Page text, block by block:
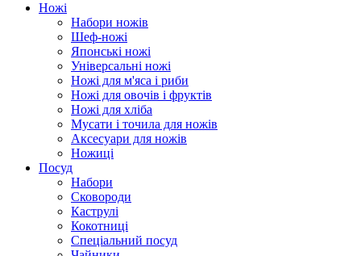
Ножі
Набори ножів
Шеф-ножі
Японські ножі
Універсальні ножі
Ножі для м'яса і риби
Ножі для овочів і фруктів
Ножі для хліба
Мусати і точила для ножів
Аксесуари для ножів
Ножиці
Посуд
Набори
Сковороди
Каструлі
Кокотниці
Cпеціальний посуд